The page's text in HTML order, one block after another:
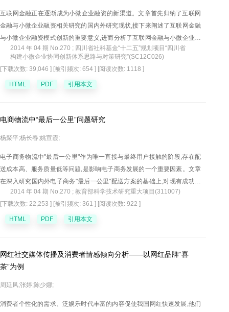
互联网金融正在逐渐成为小微企业融资的新渠道。文章首先归纳了互联网
金融与小微企业融资相关研究的国内外研究现状,接下来阐述了互联网金融
与小微企业融资模式创新的重要意义,进而分析了互联网金融与小微企业融
资的协同合作优势,最后以融资双方的供需对接为标准,把互联网金融与小微
2014 年 04 期 No.270 ; 四川省社科基金“十二五”规划项目“四川省
构建小微企业协同创新体系思路与对策研究”(SC12C026)
[下载次数: 39,046 ] [被引频次: 654 ] [阅读次数: 1118 ]
HTML PDF 引用本文
电商物流中“最后一公里”问题研究
杨聚平;杨长春;姚宣霞;
电子商务物流中"最后一公里"作为唯一直接与最终用户接触的阶段,存在配
送成本高、服务质量低等问题,是影响电子商务发展的一个重要因素。文章
在深入研究国内外电子商务"最后一公里"配送方案的基础上,对现有成功配
送方案的成功原因和适用范围进行了定性分析。从人文、地理、经济和配
送需求等方面对电商客户进行了特征提取和聚类分析,划分了客户群体。并
以客户群体为导向,构建了一个集公共电子提货柜、人工自助提货和送货上
2014 年 04 期 No.270 ; 教育部科学技术研究重大项目(311007)
[下载次数: 22,253 ] [被引频次: 361 ] [阅读次数: 922 ]
HTML PDF 引用本文
网红社交媒体传播及消费者情感倾向分析——以网红品牌“喜
茶”为例
周延风;张婷;陈少娜;
消费者个性化的需求、泛娱乐时代丰富的内容促使我国网红快速发展,他们